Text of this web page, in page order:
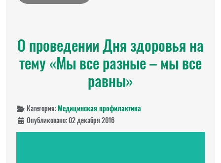
О проведении Дня здоровья на
тему «Мы все разные – мы все
равны»
Категория:Медицинская профилактика
Опубликовано: 02 декабря 2016